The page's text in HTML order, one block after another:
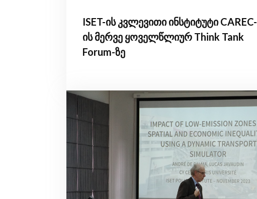
ISET-ის კვლევითი ინსტიტუტი CAREC-
ის მერვე ყოველწლიურ Think Tank
Forum-ზე